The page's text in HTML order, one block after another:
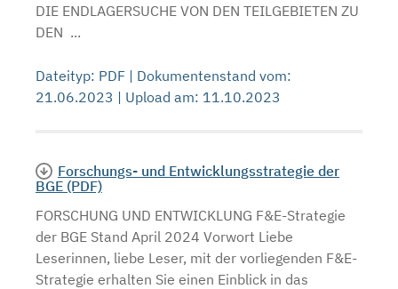
DIE ENDLAGERSUCHE VON DEN TEILGEBIETEN ZU
DEN ...
Dateityp: PDF | Dokumentenstand vom:
21.06.2023 | Upload am: 11.10.2023
Forschungs- und Entwicklungsstrategie der
BGE (PDF)
FORSCHUNG UND ENTWICKLUNG F&E-Strategie
der BGE Stand April 2024 Vorwort Liebe
Leserinnen, liebe Leser, mit der vorliegenden F&E-
Strategie erhalten Sie einen Einblick in das